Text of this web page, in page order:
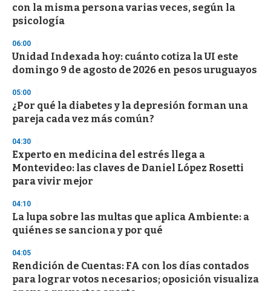
o
f
3
s
e
c
o
d
con la misma persona varias veces, según la
psicología
06:00
Unidad Indexada hoy: cuánto cotiza la UI este
domingo 9 de agosto de 2026 en pesos uruguayos
05:00
¿Por qué la diabetes y la depresión forman una
pareja cada vez más común?
04:30
Experto en medicina del estrés llega a
Montevideo: las claves de Daniel López Rosetti
para vivir mejor
04:10
La lupa sobre las multas que aplica Ambiente: a
quiénes se sanciona y por qué
04:05
Rendición de Cuentas: FA con los días contados
para lograr votos necesarios; oposición visualiza